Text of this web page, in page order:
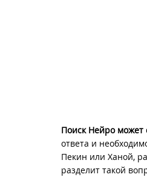
Поиск Нейро может
ответа и
Пекин или Ханой,
разделит такой